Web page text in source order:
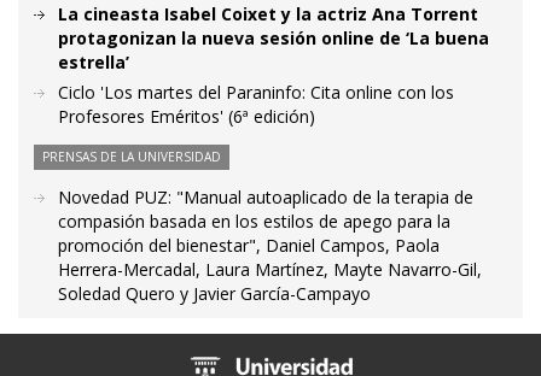
La cineasta Isabel Coixet y la actriz Ana Torrent
protagonizan la nueva sesión online de ‘La buena
estrella’
Ciclo 'Los martes del Paraninfo: Cita online con los
Profesores Eméritos' (6ª edición)
PRENSAS DE LA UNIVERSIDAD
Novedad PUZ: "Manual autoaplicado de la terapia de
compasión basada en los estilos de apego para la
promoción del bienestar", Daniel Campos, Paola
Herrera-Mercadal, Laura Martínez, Mayte Navarro-Gil,
Soledad Quero y Javier García-Campayo